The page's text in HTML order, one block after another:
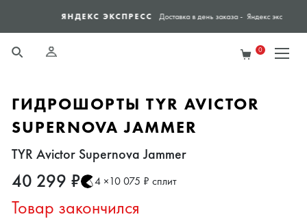
ЯНДЕКС ЭКСПРЕСС Доставка в день заказа - Яндекс экспресс
0
ГИДРОШОРТЫ TYR AVICTOR
SUPERNOVA JAMMER
TYR Avictor Supernova Jammer
40 299 ₽ 4 ×10 075 ₽ сплит
Товар закончился